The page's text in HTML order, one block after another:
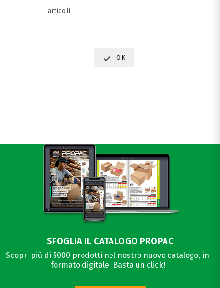
articoli
 OK
SFOGLIA IL CATALOGO PROPAC
Scopri più di 5000 prodotti nel nostro nuovo catalogo, in
formato digitale. Basta un click!